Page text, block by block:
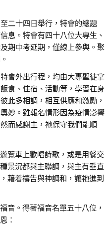
二十四日舉行，特會的總題
息。特會有四十八位大專生、
期中考延期，僅線上參與。聚
會外出行程，均由大專聖徒拿
食、住宿、活動等，學習在身
此多相調，相互供應和激勵，
妙。雖報名情形因為疫情影響
而感謝主，祂保守我們能順
覽車上歡唱詩歌，或是用餐交
景況都與主聯調，與主有垂直
藉着禱告與神調和，讓祂進到
音。得著福音名單五十八位，
：